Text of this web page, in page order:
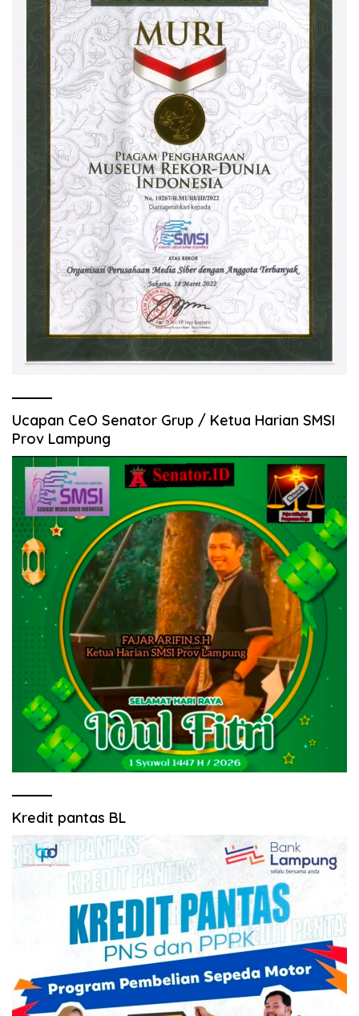
Ucapan CeO Senator Grup / Ketua Harian SMSI
Prov Lampung
Kredit pantas BL